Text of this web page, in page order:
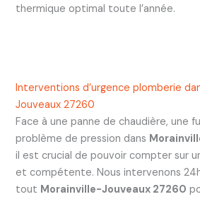
thermique optimal toute l’année.
Interventions d’urgence plomberie
Jouveaux 27260
Face à une panne de chaudière, une
problème de pression dans
il est crucial de pouvoir compter sur
et compétente. Nous intervenons
tout Morainville-Jouveaux 27260